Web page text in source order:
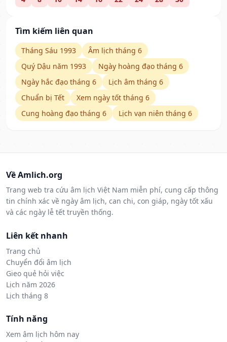
Tìm kiếm liên quan
Tháng Sáu 1993
Âm lịch tháng 6
Quý Dậu năm 1993
Ngày hoàng đạo tháng 6
Ngày hắc đạo tháng 6
Lịch âm tháng 6
Chuẩn bị Tết
Xem ngày tốt tháng 6
Cung hoàng đạo tháng 6
Lịch vạn niên tháng 6
Về Amlich.org
Trang web tra cứu âm lịch Việt Nam miễn phí, cung cấp thông
tin chính xác về ngày âm lịch, can chi, con giáp, ngày tốt xấu
và các ngày lễ tết truyền thống.
Liên kết nhanh
Trang chủ
Chuyển đổi âm lịch
Gieo quẻ hỏi việc
Lịch năm 2026
Lịch tháng 8
Tính năng
Xem âm lịch hôm nay